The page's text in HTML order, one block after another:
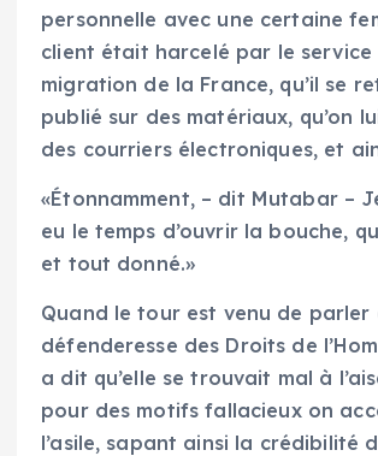
personnelle avec une certaine
client était harcelé par le service
migration de la France, qu’il se
publié sur des matériaux, qu’on
des courriers électroniques, et
«Étonnamment, – dit Mutabar –
eu le temps d’ouvrir la bouche,
et tout donné.»
Quand le tour est venu de parler
défenderesse des Droits de
a dit qu’elle se trouvait mal à
pour des motifs fallacieux on
l’asile, sapant ainsi la crédibilité